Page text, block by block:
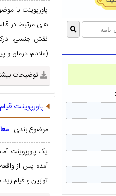
پاورپوینت با
نقش جنسی،
(علادم، درمان و
توضیحات
پاورپوینت
موضوع بندی :
یک پاورپوینت
آمده پس از
توابین و قیام زید